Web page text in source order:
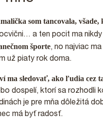
som tancovala, všade,
a ten pocit ma nikdy
športe, no najviac
už piaty rok doma.
ma sledovať, ako ľudia cez
dospelí, ktorí sa rozhodli
je pre mňa dôležitá
má byť radosť.